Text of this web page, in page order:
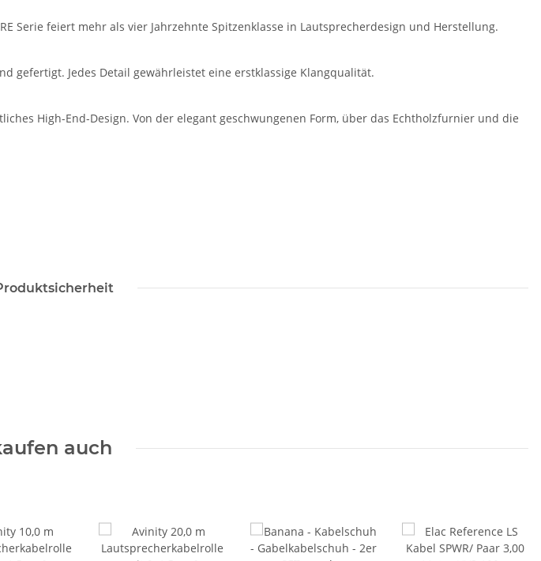
Serie feiert mehr als vier Jahrzehnte Spitzenklasse in Lautsprecherdesign und Herstellung.
gefertigt. Jedes Detail gewährleistet eine erstklassige Klangqualität.
High-End-Design. Von der elegant geschwungenen Form, über das Echtholzfurnier und die
auch